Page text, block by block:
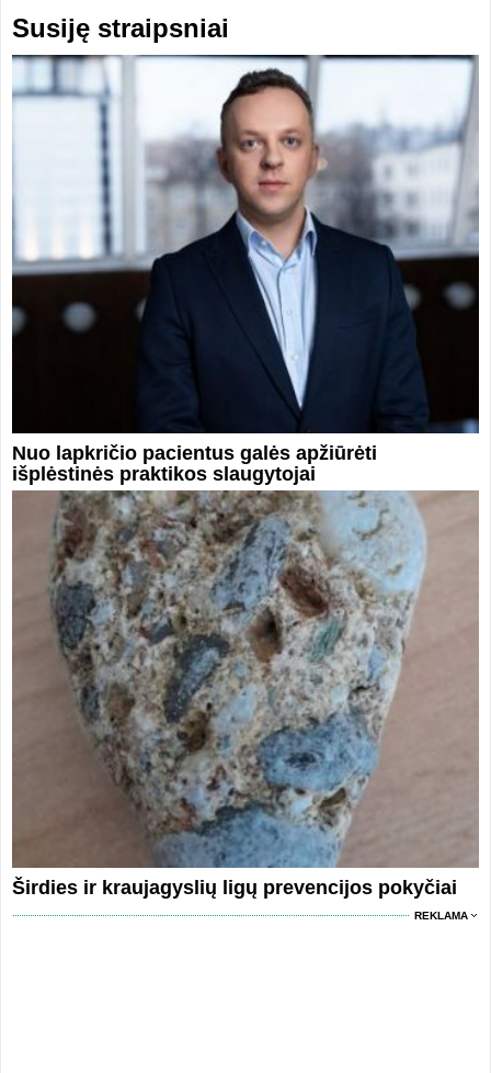
Susiję straipsniai
Nuo lapkričio pacientus galės apžiūrėti
išplėstinės praktikos slaugytojai
Širdies ir kraujagyslių ligų prevencijos pokyčiai
REKLAMA